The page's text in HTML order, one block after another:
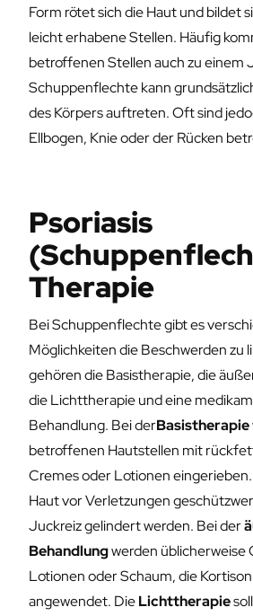
Form rötet sich die Haut und bildet
leicht erhabene Stellen. Häufig
betroffenen Stellen auch zu einem
Schuppenflechte kann
des Körpers auftreten. Oft sind
Ellbogen, Knie oder der Rücken
Psoriasis
Therapie
Bei Schuppenflechte gibt es
Möglichkeiten die Beschwerden zu
gehören die Basistherapie, die
die Lichttherapie und eine
Behandlung. Bei derBasistherapie
betroffenen Hautstellen mit
Cremes oder Lotionen
Haut vor Verletzungen
Juckreiz gelindert werden. Bei der
Behandlungwerden üblicherweise
Lotionen oder Schaum, die
angewendet. DieLichttherapie